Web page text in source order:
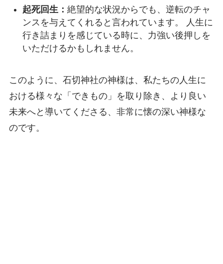
起死回生： 絶望的な状況からでも、逆転のチャ
ンスを与えてくれると言われています。 人生に
行き詰まりを感じている時に、力強い後押しを
いただけるかもしれません。
このように、石切神社の神様は、私たちの人生に
おける様々な「できもの」を取り除き、より良い
未来へと導いてくださる、非常に懐の深い神様な
のです。